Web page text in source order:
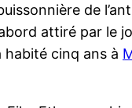
de
attiré par le
habité cinq ans à